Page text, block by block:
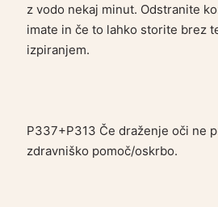
z vodo nekaj minut. Odstranite
imate in če to lahko storite brez
izpiranjem.
P337+P313 Če draženje oči ne
zdravniško pomoč/oskrbo.